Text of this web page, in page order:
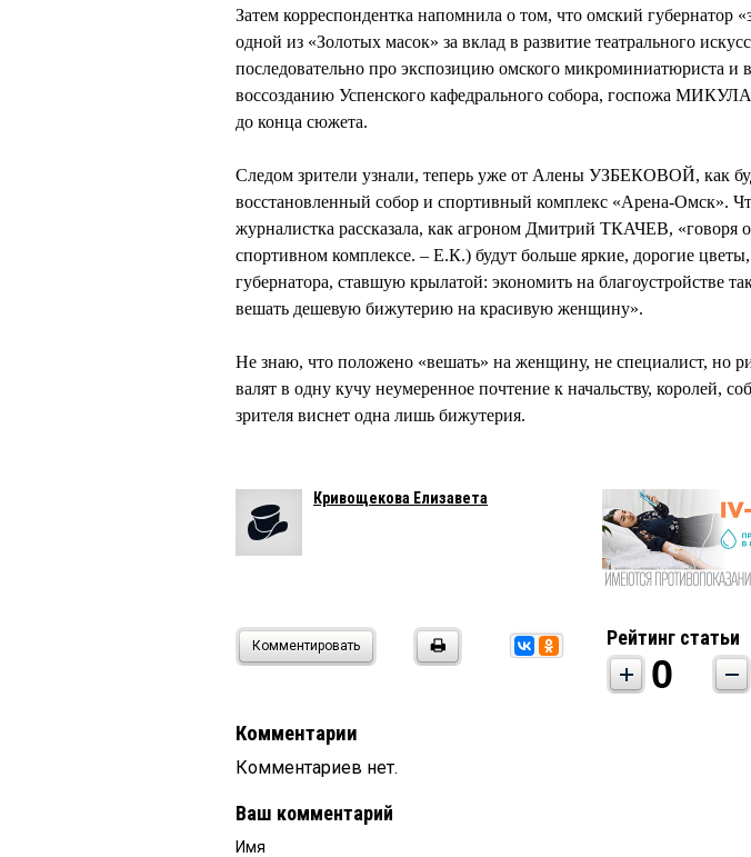
Затем корреспондентка напомнила о том, что омский губернатор
одной из «Золотых масок» за вклад в развитие театрального
последовательно про экспозицию омского микроминиатюриста и
воссозданию Успенского кафедрального собора, госпожа
до конца сюжета.
Следом зрители узнали, теперь уже от Алены УЗБЕКОВОЙ, как
восстановленный собор и спортивный комплекс «Арена-Омск».
журналистка рассказала, как агроном Дмитрий ТКАЧЕВ, «говоря
спортивном комплексе. – Е.К.) будут больше яркие, дорогие
губернатора, ставшую крылатой: экономить на благоустройстве
вешать дешевую бижутерию на красивую женщину».
Не знаю, что положено «вешать» на женщину, не специалист, но
валят в одну кучу неумеренное почтение к начальству, королей,
зрителя виснет одна лишь бижутерия.
Кривощекова Елизавета
Комментировать Рейтинг статьи
0
Комментарии
Комментариев нет.
Ваш комментарий
Имя